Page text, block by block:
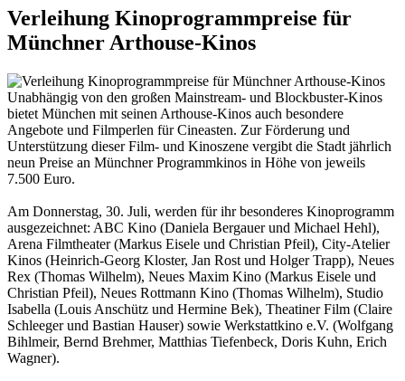
Verleihung Kinoprogrammpreise für
Münchner Arthouse-Kinos
Unabhängig von den großen Mainstream- und Blockbuster-Kinos
bietet München mit seinen Arthouse-Kinos auch besondere
Angebote und Filmperlen für Cineasten. Zur Förderung und
Unterstützung dieser Film- und Kinoszene vergibt die Stadt jährlich
neun Preise an Münchner Programmkinos in Höhe von jeweils
7.500 Euro.
Am Donnerstag, 30. Juli, werden für ihr besonderes Kinoprogramm
ausgezeichnet: ABC Kino (Daniela Bergauer und Michael Hehl),
Arena Filmtheater (Markus Eisele und Christian Pfeil), City-Atelier
Kinos (Heinrich-Georg Kloster, Jan Rost und Holger Trapp), Neues
Rex (Thomas Wilhelm), Neues Maxim Kino (Markus Eisele und
Christian Pfeil), Neues Rottmann Kino (Thomas Wilhelm), Studio
Isabella (Louis Anschütz und Hermine Bek), Theatiner Film (Claire
Schleeger und Bastian Hauser) sowie Werkstattkino e.V. (Wolfgang
Bihlmeir, Bernd Brehmer, Matthias Tiefenbeck, Doris Kuhn, Erich
Wagner).